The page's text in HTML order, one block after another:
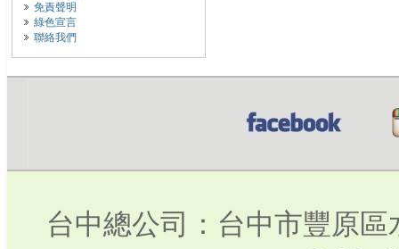
免責聲明
綠色宣言
聯絡我們
台中總公司：台中市豐原